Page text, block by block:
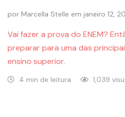
por Marcella Stelle em janeiro 12,
Vai fazer a prova do ENEM?
preparar para uma das
ensino superior.
4 min de leitura 1,039